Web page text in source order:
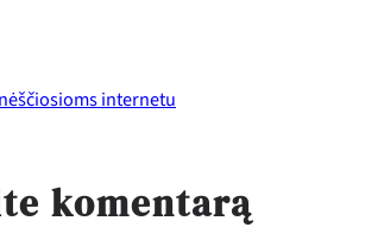
internetu
komentarą